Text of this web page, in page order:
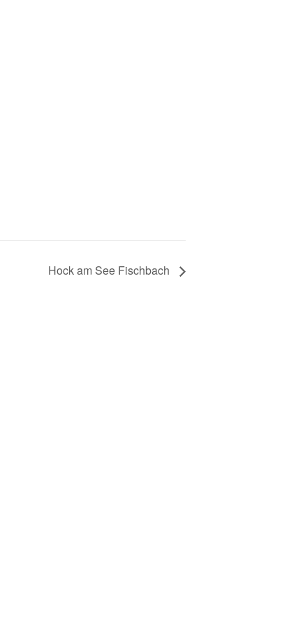
Hock am See Fischbach